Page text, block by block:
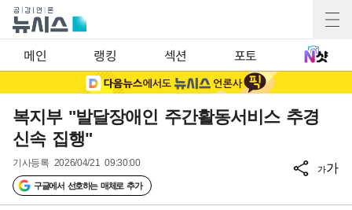
메인 랭킹 섹션 포토
복지부 "발달장애인 주간활동서비스 추경
신속 집행"
기사등록 2026/04/21 09:30:00
구글에서 선호하는 매체로 추가
가가